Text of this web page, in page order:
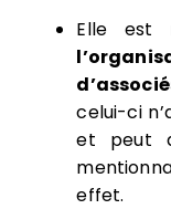
Elle est
celui-ci
et peut
effet.